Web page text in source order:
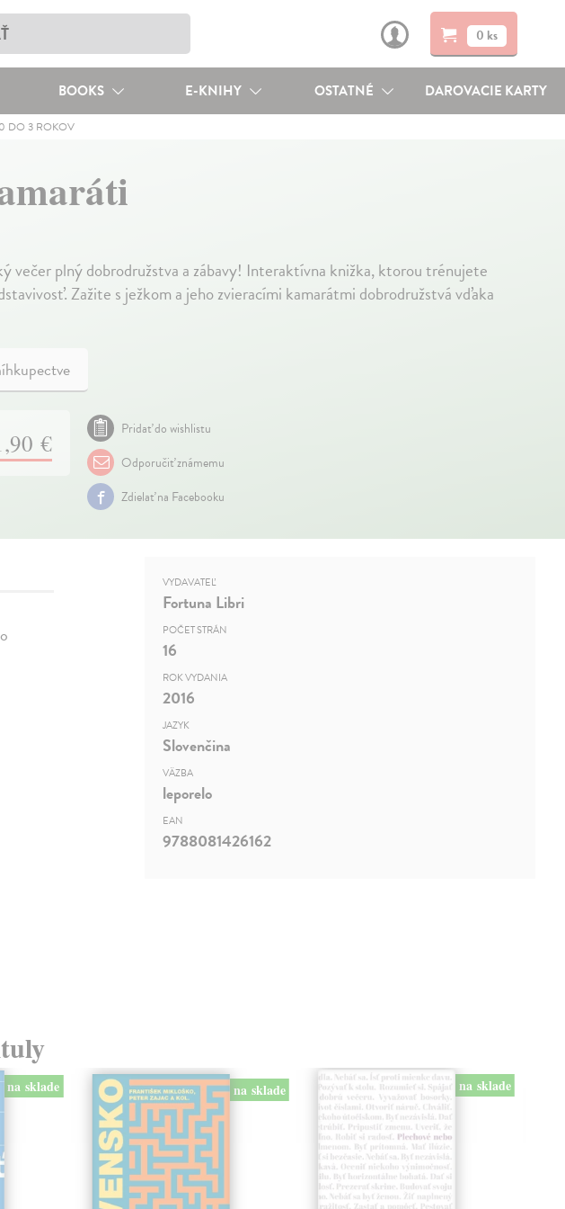
0 ks
BOOKS E-KNIHY OSTATNÉ DAROVACIE KARTY
DO 3 ROKOV
večer plný dobrodružstva a zábavy! Interaktívna knižka, ktorou trénujete
Zažite s ježkom a jeho zvieracími kamarátmi dobrodružstvá vďaka
€
Pridať do wishlistu
Odporučiť známemu
Zdielať na Facebooku
VYDAVATEĽ
Fortuna Libri
POČET STRÁN
16
ROK VYDANIA
2016
JAZYK
Slovenčina
VÄZBA
leporelo
EAN
9788081426162
na sklade na sklade na sklade